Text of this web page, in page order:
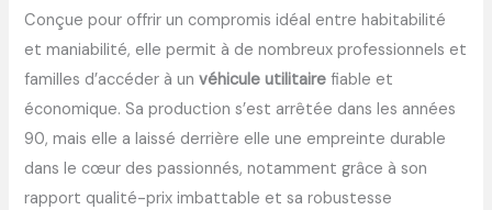
Conçue pour offrir un compromis idéal entre habitabilité
et maniabilité, elle permit à de nombreux professionnels et
familles d’accéder à unvéhicule utilitaire fiable et
économique. Sa production s’est arrêtée dans les années
90, mais elle a laissé derrière elle une empreinte durable
dans le cœur des passionnés, notamment grâce à son
rapport qualité-prix imbattable et sa robustesse